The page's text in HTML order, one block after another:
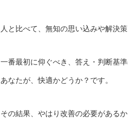
人と比べて、無知の思い込みや解決
一番最初に仰ぐべき、答え・判断基
あなたが、快適かどうか？です。
その結果、やはり改善の必要がある